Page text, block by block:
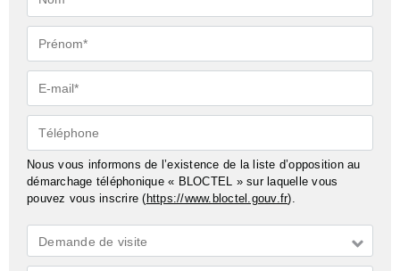
Prénom*
E-
mail*
Téléphone
Nous vous informons de l’existence de la liste d’opposition au
démarchage téléphonique « BLOCTEL » sur laquelle vous
pouvez vous inscrire ( https://www.bloctel.gouv.fr).
Demande
*
Demande de visite